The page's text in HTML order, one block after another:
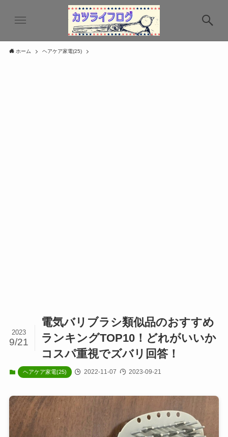
ホーム ヘアケア家電(25)
電気バリブラシ類似品のおすすめ
ランキングTOP10！どれがいいか
コスパ重視でズバリ回答！
2023
9/21
ヘアケア家電(25) 2022-11-07 2023-09-21